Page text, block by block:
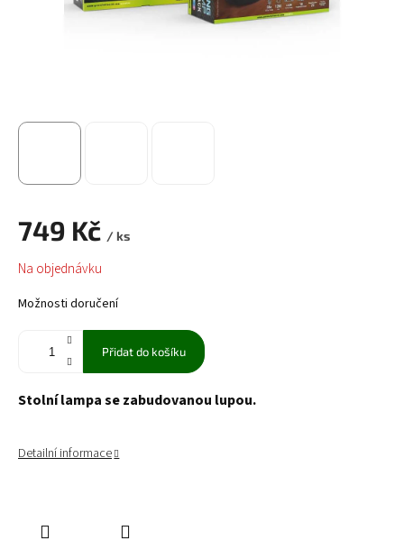
749 Kč / ks
Měrná
cena:
Na objednávku
Možnosti doručení
Přidat do košíku
Stolní lampa se zabudovanou lupou.
Detailní informace